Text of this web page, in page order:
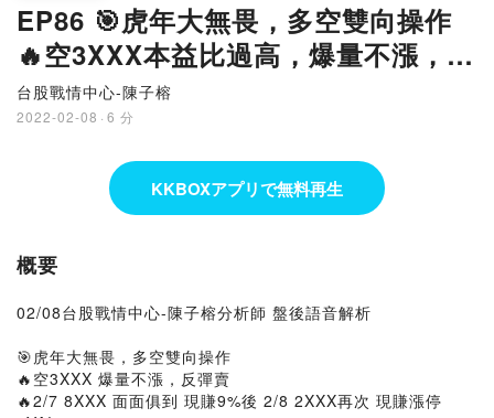
EP86 🎯虎年大無畏，多空雙向操作
🔥空3XXX本益比過高，爆量不漲，反
彈賣 🔥2/8 8XXX 面面俱到 現買現賺
9%後 2/9 2XXX再一次現買現賺漲停
~YA! 🔥短空股VS 潛力黑馬股 貼圖
報名索取 _陳子榕分析師
_2022_02_08
台股戰情中心-陳子榕
2022-02-08 · 6 分
KKBOXアプリで無料再生
概要
02/08台股戰情中心-陳子榕分析師 盤後語音解析
🎯虎年大無畏，多空雙向操作
🔥空3XXX 爆量不漲，反彈賣
🔥2/7 8XXX 面面俱到 現賺9%後 2/8 2XXX再次 現賺漲停